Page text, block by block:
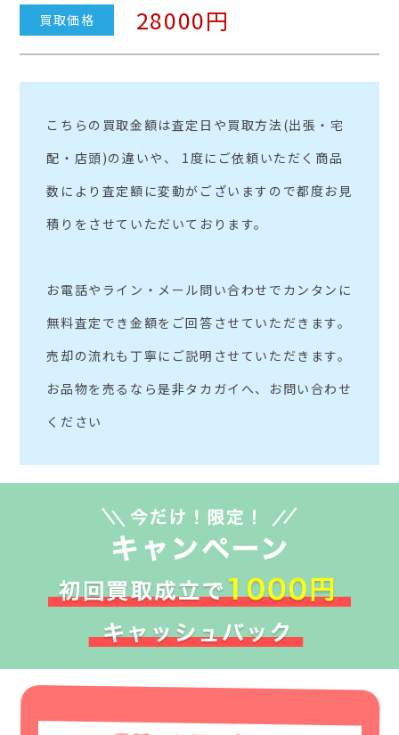
買取価格 28000円
こちらの買取金額は査定日や買取方法(出張・宅
配・店頭)の違いや、 1度にご依頼いただく商品
数により査定額に変動がございますので都度お見
積りをさせていただいております。
お電話やライン・メール問い合わせでカンタンに
無料査定でき金額をご回答させていただきます。
売却の流れも丁寧にご説明させていただきます。
お品物を売るなら是非タカガイへ、お問い合わせ
ください